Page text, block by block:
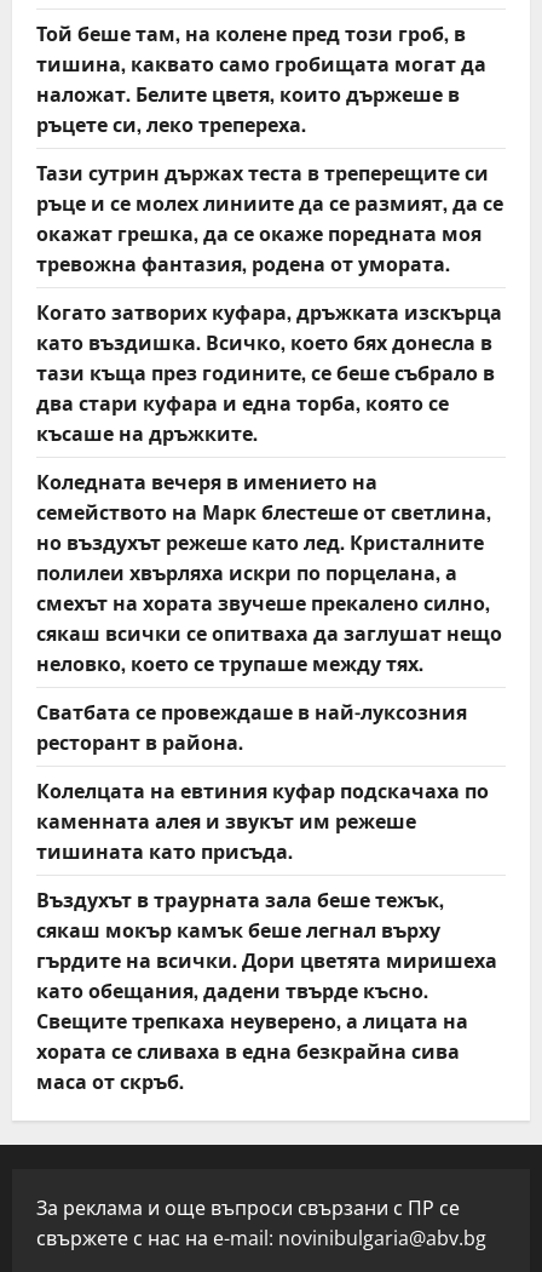
Той беше там, на колене пред този гроб, в
тишина, каквато само гробищата могат да
наложат. Белите цветя, които държеше в
ръцете си, леко трепереха.
Тази сутрин държах теста в треперещите си
ръце и се молех линиите да се размият, да се
окажат грешка, да се окаже поредната моя
тревожна фантазия, родена от умората.
Когато затворих куфара, дръжката изскърца
като въздишка. Всичко, което бях донесла в
тази къща през годините, се беше събрало в
два стари куфара и една торба, която се
късаше на дръжките.
Коледната вечеря в имението на
семейството на Марк блестеше от светлина,
но въздухът режеше като лед. Кристалните
полилеи хвърляха искри по порцелана, а
смехът на хората звучеше прекалено силно,
сякаш всички се опитваха да заглушат нещо
неловко, което се трупаше между тях.
Сватбата се провеждаше в най-луксозния
ресторант в района.
Колелцата на евтиния куфар подскачаха по
каменната алея и звукът им режеше
тишината като присъда.
Въздухът в траурната зала беше тежък,
сякаш мокър камък беше легнал върху
гърдите на всички. Дори цветята миришеха
като обещания, дадени твърде късно.
Свещите трепкаха неуверено, а лицата на
хората се сливаха в една безкрайна сива
маса от скръб.
За реклама и още въпроси свързани с ПР се
свържете с нас на e-mail: novinibulgaria@abv.bg